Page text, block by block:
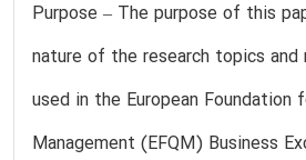
Purpose – The purpose of this
nature of the research topics and
used in the European Foundation
Management (EFQM) Business